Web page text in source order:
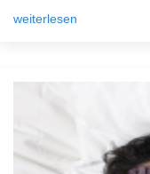
weiterlesen